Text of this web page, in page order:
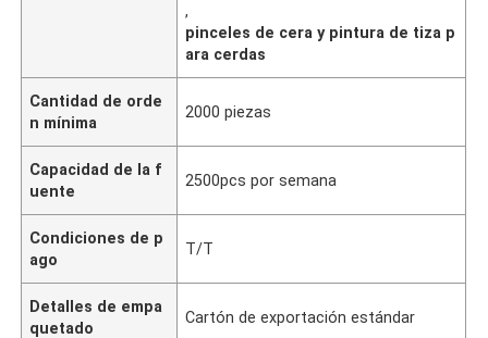
,
pinceles de cera y pintura de tiza p
ara cerdas
Cantidad de orde
n mínima
2000 piezas
Capacidad de la f
uente
2500pcs por semana
Condiciones de p
ago
T/T
Detalles de empa
quetado
Cartón de exportación estándar